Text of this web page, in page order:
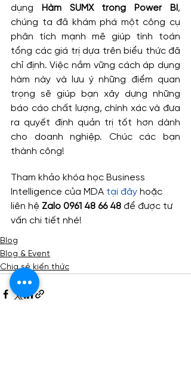
dụng
Hàm SUMX trong Power BI ,
chúng ta đã khám phá một công cụ
phân tích mạnh mẽ giúp tính toán
tổng các giá trị dựa trên biểu thức đã
chỉ định. Việc nắm vững cách áp dụng
hàm này và lưu ý những điểm quan
trọng sẽ giúp bạn xây dựng những
báo cáo chất lượng, chính xác và đưa
ra quyết định quản trị tốt hơn dành
cho doanh nghiệp. Chúc các bạn
thành công!
Tham khảo khóa học Business
Intelligence của MDA tại đây hoặc
liên hệ Zalo 0961 48 66 48 để được tư
vấn chi tiết nhé!
Blog
Blog & Event
Chia sẻ kiến thức